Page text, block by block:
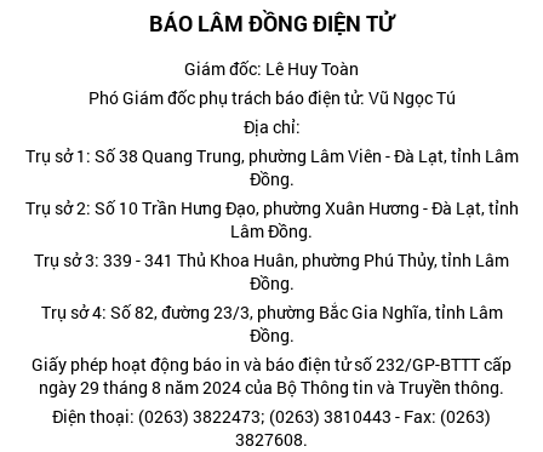
BÁO LÂM ĐỒNG ĐIỆN TỬ
Giám đốc: Lê Huy Toàn
Phó Giám đốc phụ trách báo điện tử: Vũ Ngọc Tú
Địa chỉ:
Trụ sở 1: Số 38 Quang Trung, phường Lâm Viên - Đà Lạt, tỉnh Lâm
Đồng.
Trụ sở 2: Số 10 Trần Hưng Đạo, phường Xuân Hương - Đà Lạt, tỉnh
Lâm Đồng.
Trụ sở 3: 339 - 341 Thủ Khoa Huân, phường Phú Thủy, tỉnh Lâm
Đồng.
Trụ sở 4: Số 82, đường 23/3, phường Bắc Gia Nghĩa, tỉnh Lâm
Đồng.
Giấy phép hoạt động báo in và báo điện tử số 232/GP-BTTT cấp
ngày 29 tháng 8 năm 2024 của Bộ Thông tin và Truyền thông.
Điện thoại: (0263) 3822473; (0263) 3810443 - Fax: (0263)
3827608.